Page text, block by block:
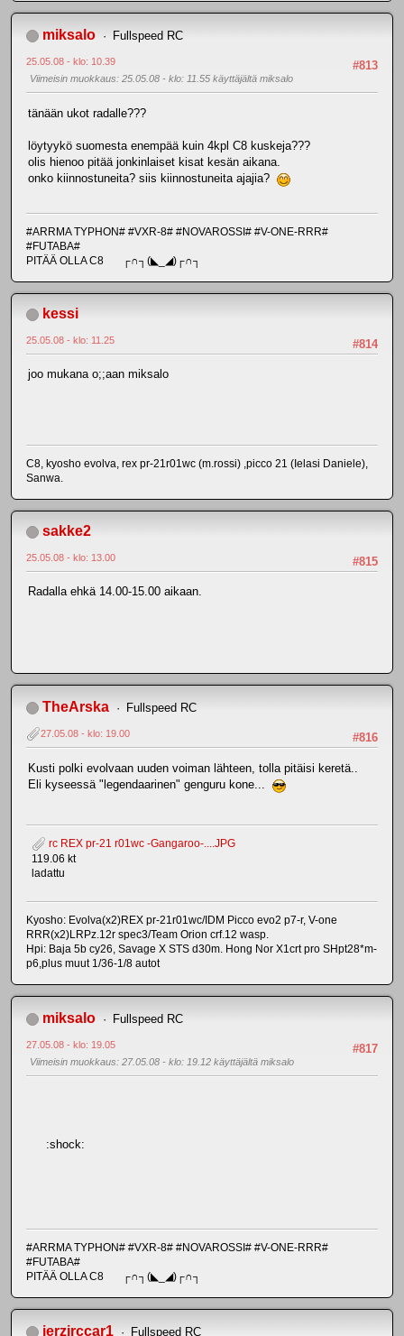
miksalo Fullspeed RC
#813
25.05.08 - klo: 10.39
Viimeisin muokkaus: 25.05.08 - klo: 11.55 käyttäjältä miksalo
tänään ukot radalle???
löytyykö suomesta enempää kuin 4kpl C8 kuskeja???
olis hienoo pitää jonkinlaiset kisat kesän aikana.
onko kiinnostuneita? siis kiinnostuneita ajajia?
#ARRMA TYPHON# #VXR-8# #NOVAROSSI# #V-ONE-RRR#
#FUTABA#
PITÄÄ OLLA C8 ┌∩┐(◣_◢)┌∩┐
kessi
#814
25.05.08 - klo: 11.25
joo mukana o;;aan miksalo
C8, kyosho evolva, rex pr-21r01wc (m.rossi) ,picco 21 (Ielasi Daniele),
Sanwa.
sakke2
#815
25.05.08 - klo: 13.00
Radalla ehkä 14.00-15.00 aikaan.
TheArska Fullspeed RC
#816
27.05.08 - klo: 19.00
Kusti polki evolvaan uuden voiman lähteen, tolla pitäisi keretä..
Eli kyseessä "legendaarinen" genguru kone...
rc REX pr-21 r01wc -Gangaroo-....JPG
119.06 kt
ladattu
Kyosho: Evolva(x2)REX pr-21r01wc/IDM Picco evo2 p7-r, V-one
RRR(x2)LRPz.12r spec3/Team Orion crf.12 wasp.
Hpi: Baja 5b cy26, Savage X STS d30m. Hong Nor X1crt pro SHpt28*m-
p6,plus muut 1/36-1/8 autot
miksalo Fullspeed RC
#817
27.05.08 - klo: 19.05
Viimeisin muokkaus: 27.05.08 - klo: 19.12 käyttäjältä miksalo
:shock:
#ARRMA TYPHON# #VXR-8# #NOVAROSSI# #V-ONE-RRR#
#FUTABA#
PITÄÄ OLLA C8 ┌∩┐(◣_◢)┌∩┐
jerzirccar1 Fullspeed RC